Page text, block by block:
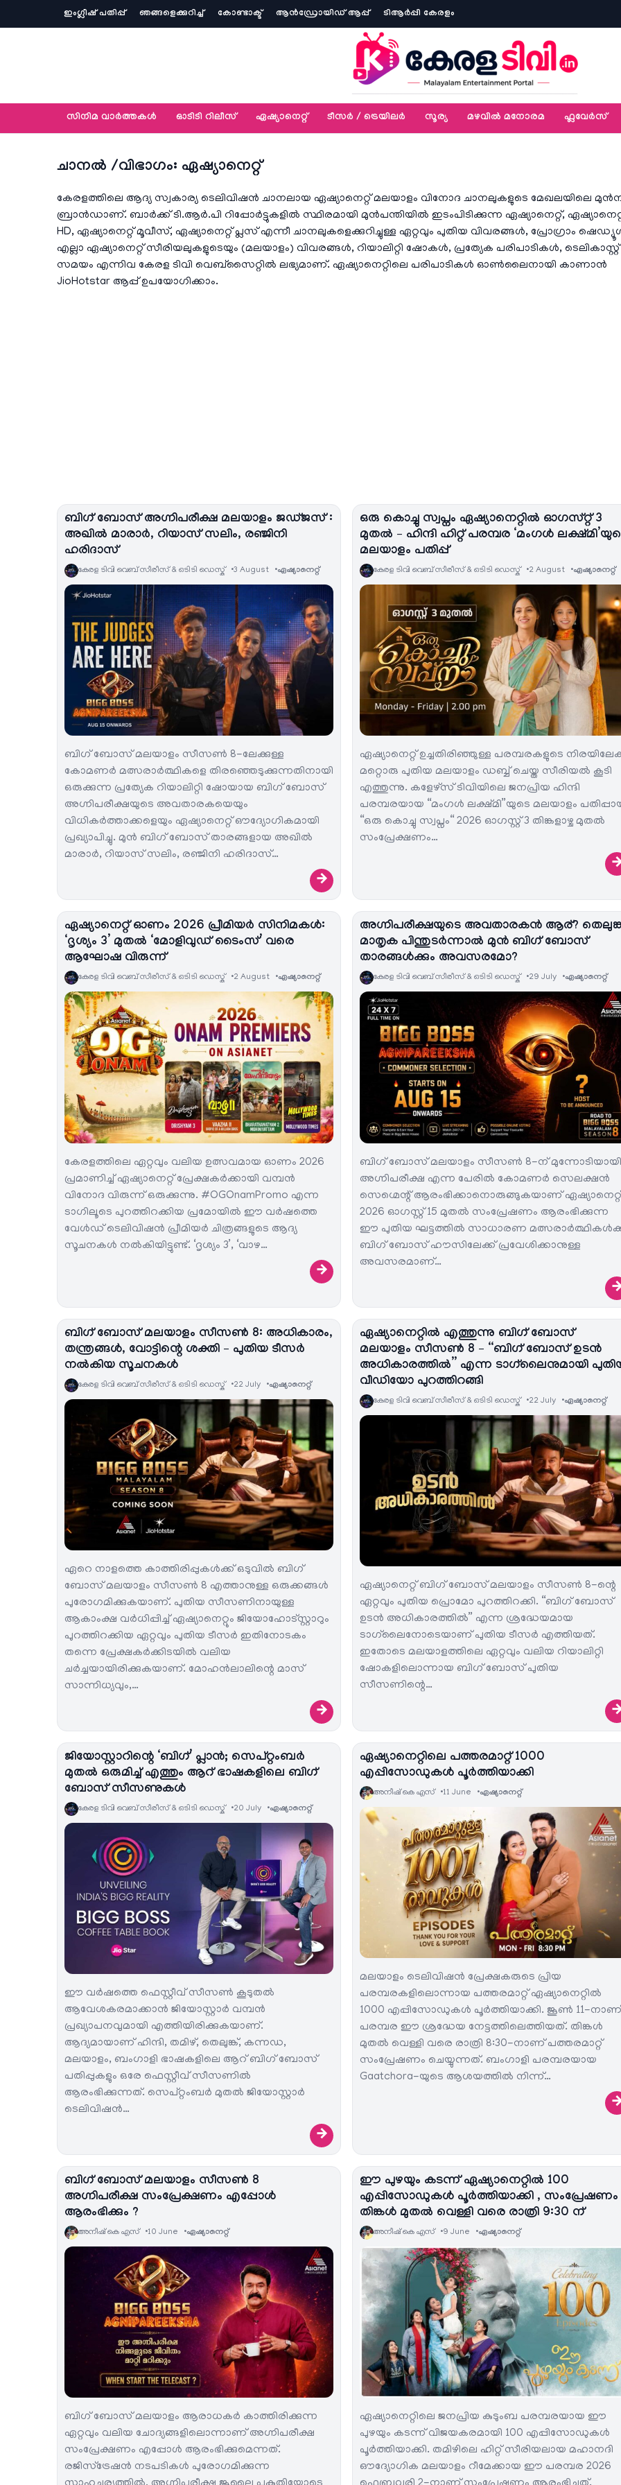
ഇംഗ്ലീഷ് പതിപ്പ് ഞങ്ങളെക്കുറിച്ച്‌ കോണ്ടാക്ട് ആൻഡ്രോയിഡ് ആപ്പ് ടിആര്‍പ്പി കേരളം
സിനിമ വാര്‍ത്തകള്‍ ഓടിടി റിലീസ് ഏഷ്യാനെറ്റ്‌ ടീസര്‍ / ട്രെയിലര്‍ സൂര്യ മഴവിൽ മനോരമ ഫ്ലവേര്‍സ്
ചാനല്‍ /വിഭാഗം: ഏഷ്യാനെറ്റ്‌
കേരളത്തിലെ ആദ്യ സ്വകാര്യ ടെലിവിഷൻ ചാനലായ ഏഷ്യാനെറ്റ് മലയാളം വിനോദ ചാനലുകളുടെ മേഖലയിലെ
ബ്രാൻഡാണ്. ബാർക്ക് ടി.ആർ.പി റിപ്പോർട്ടുകളിൽ സ്ഥിരമായി മുൻപന്തിയിൽ ഇടംപിടിക്കുന്ന ഏഷ്യാനെറ്റ്,
HD, ഏഷ്യാനെറ്റ് മൂവീസ്, ഏഷ്യാനെറ്റ് പ്ലസ് എന്നീ ചാനലുകളെക്കുറിച്ചുള്ള ഏറ്റവും പുതിയ വിവരങ്ങൾ, പ്രോഗ്രാം
എല്ലാ ഏഷ്യാനെറ്റ് സീരിയലുകളുടെയും (മലയാളം) വിവരങ്ങൾ, റിയാലിറ്റി ഷോകൾ, പ്രത്യേക പരിപാടികൾ, ടെലികാസ്റ്റ്
സമയം എന്നിവ കേരള ടിവി വെബ്സൈറ്റിൽ ലഭ്യമാണ്. ഏഷ്യാനെറ്റിലെ പരിപാടികൾ ഓൺലൈനായി കാണാൻ
JioHotstar ആപ്പ് ഉപയോഗിക്കാം.
ബിഗ് ബോസ് അഗ്നിപരീക്ഷ മലയാളം ജഡ്ജസ് :
അഖിൽ മാരാർ, റിയാസ് സലിം, രഞ്ജിനി
ഹരിദാസ്
കേരള ടിവി വെബ് സീരീസ് & ഒടിടി ഡെസ്ക് 3 August ഏഷ്യാനെറ്റ്‌
ബിഗ് ബോസ് മലയാളം സീസൺ 8-ലേക്കുള്ള
കോമണർ മത്സരാർത്ഥികളെ തിരഞ്ഞെടുക്കുന്നതിനായി
ഒരുക്കുന്ന പ്രത്യേക റിയാലിറ്റി ഷോയായ ബിഗ് ബോസ്
അഗ്നിപരീക്ഷയുടെ അവതാരകയെയും
വിധികർത്താക്കളെയും ഏഷ്യാനെറ്റ് ഔദ്യോഗികമായി
പ്രഖ്യാപിച്ചു. മുൻ ബിഗ് ബോസ് താരങ്ങളായ അഖിൽ
മാരാർ, റിയാസ് സലിം, രഞ്ജിനി ഹരിദാസ്…
→
ഒരു കൊച്ചു സ്വപ്നം ഏഷ്യാനെറ്റിൽ ഓഗസ്റ്റ് 3
മുതൽ – ഹിന്ദി ഹിറ്റ് പരമ്പര ‘മംഗൾ
മലയാളം പതിപ്പ്
കേരള ടിവി വെബ് സീരീസ് & ഒടിടി ഡെസ്ക് 2 August ഏഷ്യാനെറ്റ്‌
ഏഷ്യാനെറ്റ് ഉച്ചതിരിഞ്ഞുള്ള പരമ്പരകളുടെ
മറ്റൊരു പുതിയ മലയാളം ഡബ്ബ് ചെയ്ത സീരിയൽ കൂടി
എത്തുന്നു. കളേഴ്സ് ടിവിയിലെ ജനപ്രിയ ഹിന്ദി
പരമ്പരയായ “മംഗൾ ലക്ഷ്മി”യുടെ മലയാളം
“ഒരു കൊച്ചു സ്വപ്നം“ 2026 ഓഗസ്റ്റ് 3 തിങ്കളാഴ്ച മുതൽ
സംപ്രേക്ഷണം…
ഏഷ്യാനെറ്റ് ഓണം 2026 പ്രീമിയർ സിനിമകൾ:
‘ദൃശ്യം 3’ മുതൽ ‘മോളിവുഡ് ടൈംസ്’ വരെ
ആഘോഷ വിരുന്ന്
കേരള ടിവി വെബ് സീരീസ് & ഒടിടി ഡെസ്ക് 2 August ഏഷ്യാനെറ്റ്‌
കേരളത്തിലെ ഏറ്റവും വലിയ ഉത്സവമായ ഓണം 2026
പ്രമാണിച്ച് ഏഷ്യാനെറ്റ് പ്രേക്ഷകർക്കായി വമ്പൻ
വിനോദ വിരുന്ന് ഒരുക്കുന്നു. #OGOnamPromo എന്ന
ടാഗിലൂടെ പുറത്തിറക്കിയ പ്രമോയിൽ ഈ വർഷത്തെ
വേൾഡ് ടെലിവിഷൻ പ്രീമിയർ ചിത്രങ്ങളുടെ ആദ്യ
സൂചനകൾ നൽകിയിട്ടുണ്ട്. ‘ദൃശ്യം 3’, ‘വാഴ…
→
അഗ്നിപരീക്ഷയുടെ അവതാരകൻ ആര്?
മാതൃക പിന്തുടർന്നാൽ മുൻ ബിഗ് ബോസ്
താരങ്ങൾക്കും അവസരമോ?
കേരള ടിവി വെബ് സീരീസ് & ഒടിടി ഡെസ്ക് 29 July ഏഷ്യാനെറ്റ്‌
ബിഗ് ബോസ് മലയാളം സീസൺ 8-ന് മുന്നോടിയായി
അഗ്നിപരീക്ഷ എന്ന പേരിൽ കോമണർ സെലക്ഷൻ
സെഗ്മെന്റ് ആരംഭിക്കാനൊരുങ്ങുകയാണ്
2026 ഓഗസ്റ്റ് 15 മുതൽ സംപ്രേഷണം ആരംഭിക്കുന്ന
ഈ പുതിയ ഘട്ടത്തിൽ സാധാരണ
ബിഗ് ബോസ് ഹൗസിലേക്ക് പ്രവേശിക്കാനുള്ള
അവസരമാണ്…
ബിഗ് ബോസ് മലയാളം സീസൺ 8: അധികാരം,
തന്ത്രങ്ങൾ, വോട്ടിന്റെ ശക്തി – പുതിയ ടീസർ
നൽകിയ സൂചനകൾ
കേരള ടിവി വെബ് സീരീസ് & ഒടിടി ഡെസ്ക് 22 July ഏഷ്യാനെറ്റ്‌
ഏറെ നാളത്തെ കാത്തിരിപ്പുകൾക്ക് ഒടുവിൽ ബിഗ്
ബോസ് മലയാളം സീസൺ 8 എത്താനുള്ള ഒരുക്കങ്ങൾ
പുരോഗമിക്കുകയാണ്. പുതിയ സീസണിനായുള്ള
ആകാംക്ഷ വർധിപ്പിച്ച് ഏഷ്യാനെറ്റും ജിയോഹോട്സ്റ്റാറും
പുറത്തിറക്കിയ ഏറ്റവും പുതിയ ടീസർ ഇതിനോടകം
തന്നെ പ്രേക്ഷകർക്കിടയിൽ വലിയ
ചർച്ചയായിരിക്കുകയാണ്. മോഹൻലാലിന്റെ മാസ്
സാന്നിധ്യവും,…
→
ഏഷ്യാനെറ്റിൽ എത്തുന്നു ബിഗ് ബോസ്
മലയാളം സീസൺ 8 – “ബിഗ് ബോസ് ഉടൻ
അധികാരത്തിൽ” എന്ന ടാഗ്‌ലൈനുമായി
വീഡിയോ പുറത്തിറങ്ങി
കേരള ടിവി വെബ് സീരീസ് & ഒടിടി ഡെസ്ക് 22 July ഏഷ്യാനെറ്റ്‌
ഏഷ്യാനെറ്റ് ബിഗ് ബോസ് മലയാളം സീസൺ 8-ന്റെ
ഏറ്റവും പുതിയ പ്രൊമോ പുറത്തിറക്കി. “ബിഗ് ബോസ്
ഉടൻ അധികാരത്തിൽ” എന്ന ശ്രദ്ധേയമായ
ടാഗ്‌ലൈനോടെയാണ് പുതിയ ടീസർ എത്തിയത്.
ഇതോടെ മലയാളത്തിലെ ഏറ്റവും വലിയ റിയാലിറ്റി
ഷോകളിലൊന്നായ ബിഗ് ബോസ് പുതിയ
സീസണിന്റെ…
ജിയോസ്റ്റാറിന്റെ ‘ബിഗ്’ പ്ലാൻ; സെപ്റ്റംബർ
മുതൽ ഒരുമിച്ച് എത്തും ആറ് ഭാഷകളിലെ ബിഗ്
ബോസ് സീസണുകൾ
കേരള ടിവി വെബ് സീരീസ് & ഒടിടി ഡെസ്ക് 20 July ഏഷ്യാനെറ്റ്‌
ഈ വർഷത്തെ ഫെസ്റ്റീവ് സീസൺ കൂടുതൽ
ആവേശകരമാക്കാൻ ജിയോസ്റ്റാർ വമ്പൻ
പ്രഖ്യാപനവുമായി എത്തിയിരിക്കുകയാണ്.
ആദ്യമായാണ് ഹിന്ദി, തമിഴ്, തെലുങ്ക്, കന്നഡ,
മലയാളം, ബംഗാളി ഭാഷകളിലെ ആറ് ബിഗ് ബോസ്
പതിപ്പുകളും ഒരേ ഫെസ്റ്റീവ് സീസണിൽ
ആരംഭിക്കുന്നത്. സെപ്റ്റംബർ മുതൽ ജിയോസ്റ്റാർ
ടെലിവിഷൻ…
→
ഏഷ്യാനെറ്റിലെ പത്തരമാറ്റ് 1000
എപ്പിസോഡുകൾ പൂർത്തിയാക്കി
അനീഷ്‌ കെ എസ് 11 June ഏഷ്യാനെറ്റ്‌
മലയാളം ടെലിവിഷൻ പ്രേക്ഷകരുടെ പ്രിയ
പരമ്പരകളിലൊന്നായ പത്തരമാറ്റ് ഏഷ്യാനെറ്റിൽ
1000 എപ്പിസോഡുകൾ പൂർത്തിയാക്കി. ജൂൺ 11-നാണ്
പരമ്പര ഈ ശ്രദ്ധേയ നേട്ടത്തിലെത്തിയത്. തിങ്കൾ
മുതൽ വെള്ളി വരെ രാത്രി 8:30-നാണ് പത്തരമാറ്റ്
സംപ്രേഷണം ചെയ്യുന്നത്. ബംഗാളി പരമ്പരയായ
Gaatchora-യുടെ ആശയത്തിൽ നിന്ന്…
ബിഗ് ബോസ് മലയാളം സീസൺ 8
അഗ്നിപരീക്ഷ സംപ്രേക്ഷണം എപ്പോൾ
ആരംഭിക്കും ?
അനീഷ്‌ കെ എസ് 10 June ഏഷ്യാനെറ്റ്‌
ബിഗ് ബോസ് മലയാളം ആരാധകർ കാത്തിരിക്കുന്ന
ഏറ്റവും വലിയ ചോദ്യങ്ങളിലൊന്നാണ് അഗ്നിപരീക്ഷ
സംപ്രേക്ഷണം എപ്പോൾ ആരംഭിക്കുമെന്നത്.
രജിസ്ട്രേഷൻ നടപടികൾ പുരോഗമിക്കുന്ന
ഈ പുഴയും കടന്ന് ഏഷ്യാനെറ്റിൽ 100
എപ്പിസോഡുകൾ പൂർത്തിയാക്കി , സംപ്രേഷണം
തിങ്കൾ മുതൽ വെള്ളി വരെ രാത്രി 9:30 ന്
അനീഷ്‌ കെ എസ് 9 June ഏഷ്യാനെറ്റ്‌
ഏഷ്യാനെറ്റിലെ ജനപ്രിയ കുടുംബ പരമ്പരയായ ഈ
പുഴയും കടന്ന് വിജയകരമായി 100 എപ്പിസോഡുകൾ
പൂർത്തിയാക്കി. തമിഴിലെ ഹിറ്റ് സീരിയലായ മഹാനദി
ഔദ്യോഗിക മലയാളം റീമേക്കായ ഈ പരമ്പര 2026